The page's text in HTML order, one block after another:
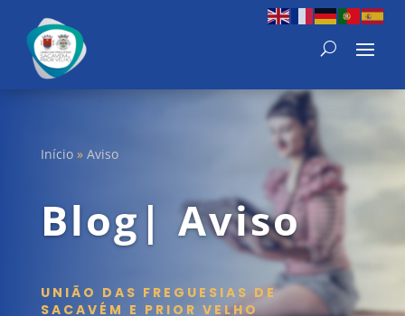
Início» Aviso
Blog| Aviso
UNIÃO DAS FREGUESIAS DE
SACAVÉM E PRIOR VELHO